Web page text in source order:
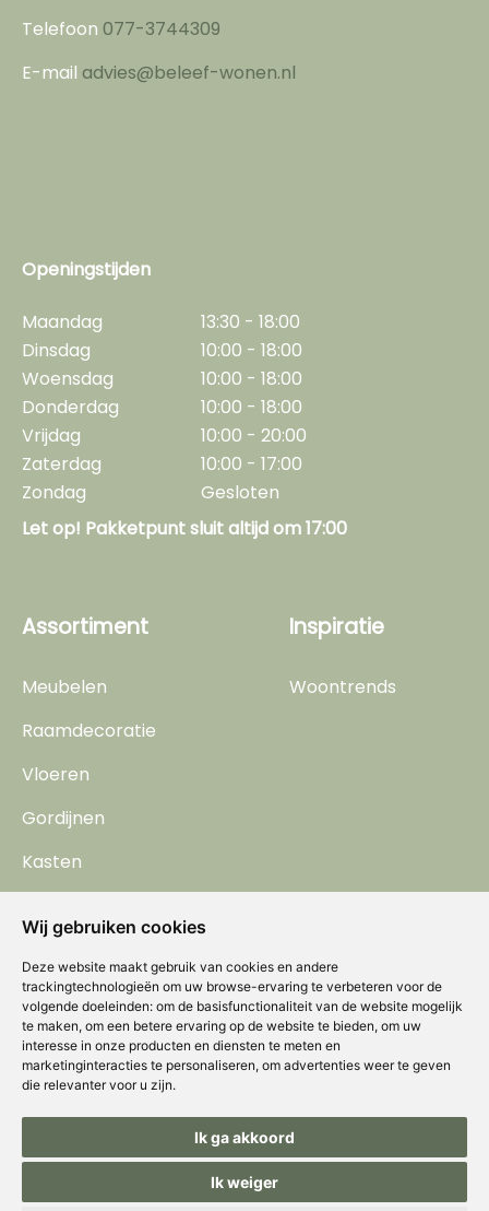
Wij gebruiken cookies
Deze website maakt gebruik van cookies en andere
trackingtechnologieën om uw browse-ervaring te verbeteren voor de
volgende doeleinden: om de basisfunctionaliteit van de website mogelijk
te maken, om een betere ervaring op de website te bieden, om uw
interesse in onze producten en diensten te meten en
marketinginteracties te personaliseren, om advertenties weer te geven
die relevanter voor u zijn.
Ik ga akkoord
Ik weiger
Telefoon 077-3744309
E-mail advies@beleef-wonen.nl
Openingstijden
Maandag
13:30 - 18:00
Dinsdag
10:00 - 18:00
Woensdag
10:00 - 18:00
Donderdag
10:00 - 18:00
Vrijdag
10:00 - 20:00
Zaterdag
10:00 - 17:00
Zondag
Gesloten
Let op! Pakketpunt sluit altijd om 17:00
Assortiment
Meubelen
Raamdecoratie
Vloeren
Gordijnen
Kasten
Inspiratie
Woontrends